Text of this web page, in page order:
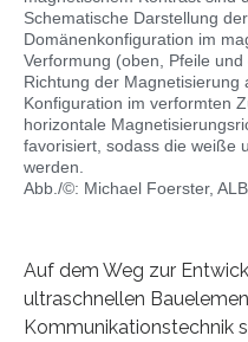
Schematische Darstellung
Domänenkonfiguration im
Verformung (oben, Pfeile
Richtung der Magnetisierung
Konfiguration im verformten
horizontale
favorisiert, sodass die weiße
werden.
Abb./©: Michael Foerster,
Auf dem Weg zur
ultraschnellen
Kommunikationstechnik